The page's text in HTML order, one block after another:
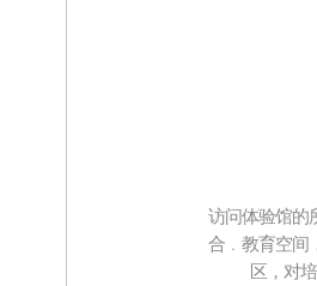
访问体验馆的
合﹒教育空间
区，对